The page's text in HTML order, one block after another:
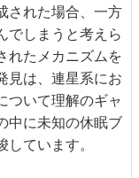
された場合、一方
でしまうと考えら
れたメカニズムを
見は、連星系にお
ついて理解のギャ
中に未知の休眠ブ
ています。